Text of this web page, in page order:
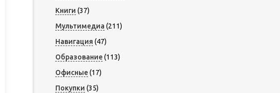
Книги (37)
Мультимедиа (211)
Навигация (47)
Образование(113)
Офисные(17)
Покупки (35)